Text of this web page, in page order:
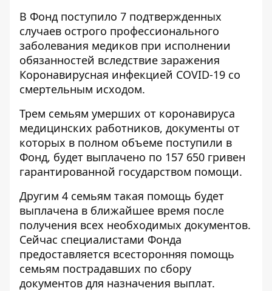
В Фонд поступило 7 подтвержденных
случаев острого профессионального
заболевания медиков при исполнении
обязанностей вследствие заражения
Коронавирусная инфекцией COVID-19 со
смертельным исходом.
Трем семьям умерших от коронавируса
медицинских работников, документы от
которых в полном объеме поступили в
Фонд, будет выплачено по 157 650 гривен
гарантированной государством помощи.
Другим 4 семьям такая помощь будет
выплачена в ближайшее время после
получения всех необходимых документов.
Сейчас специалистами Фонда
предоставляется всесторонняя помощь
семьям пострадавших по сбору
документов для назначения выплат.